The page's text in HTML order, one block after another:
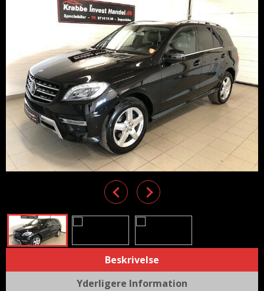
Previous
Next
Beskrivelse
Yderligere Information